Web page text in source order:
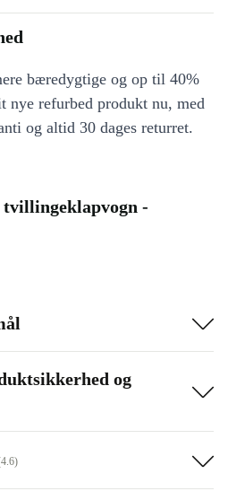
bæredygtige og op til 40%
nye refurbed produkt nu, med
og altid 30 dages returret.
-
og